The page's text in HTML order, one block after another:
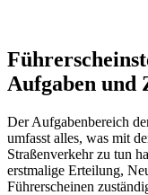
Aufgaben und
Der Aufgabenbereich
umfasst alles, was mit
Straßenverkehr zu tun
erstmalige Erteilung,
Führerscheinen